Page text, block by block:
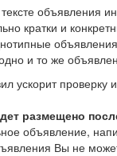
объявления
кратки и
и то же
ускорит
размещено
объявление,
Вы не